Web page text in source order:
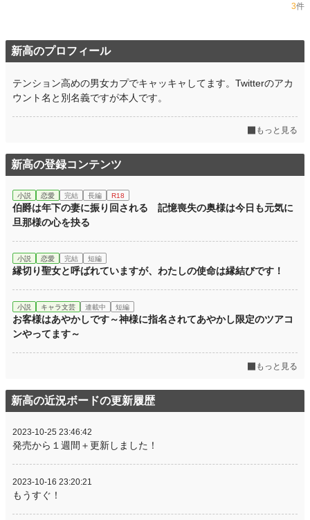
3件
新高のプロフィール
テンション高めの男女カプでキャッキャしてます。Twitterのアカ
ウント名と別名義ですが本人です。
もっと見る
新高の登録コンテンツ
小説 恋愛 完結 長編 R18
伯爵は年下の妻に振り回される 記憶喪失の奥様は今日も元気に
旦那様の心を抉る
小説 恋愛 完結 短編
縁切り聖女と呼ばれていますが、わたしの使命は縁結びです！
小説 キャラ文芸 連載中 短編
お客様はあやかしです～神様に指名されてあやかし限定のツアコ
ンやってます～
もっと見る
新高の近況ボードの更新履歴
2023-10-25 23:46:42
発売から１週間＋更新しました！
2023-10-16 23:20:21
もうすぐ！